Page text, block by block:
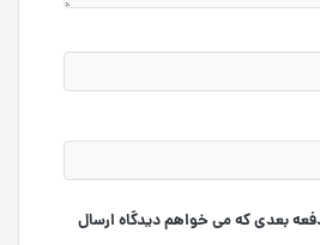
بعدی که می خواهم دیدگاه ارسال